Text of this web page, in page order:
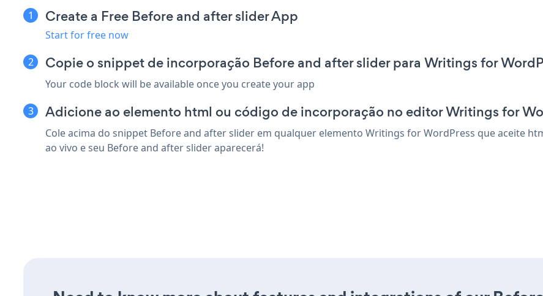
Create a Free Before and after slider App
Start for free now
Copie o snippet de incorporação Before and after slider para Writings for
Your code block will be available once you create your app
Adicione ao elemento html ou código de incorporação no editor Writings for
Cole acima do snippet Before and after slider em qualquer elemento Writings for WordPress que aceite
ao vivo e seu Before and after slider aparecerá!